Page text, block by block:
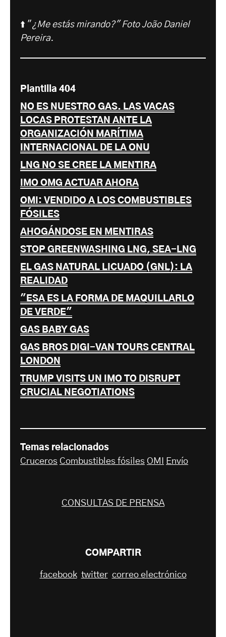
⬆️ " ¿Me estás mirando?" Foto João Daniel
Pereira.
Plantilla 404
NO ES NUESTRO GAS. LAS VACAS
LOCAS PROTESTAN ANTE LA
ORGANIZACIÓN MARÍTIMA
INTERNACIONAL DE LA ONU
LNG NO SE CREE LA MENTIRA
IMO OMG ACTUAR AHORA
OMI: VENDIDO A LOS COMBUSTIBLES
FÓSILES
AHOGÁNDOSE EN MENTIRAS
STOP GREENWASHING LNG, SEA-LNG
EL GAS NATURAL LICUADO (GNL): LA
REALIDAD
"ESA ES LA FORMA DE MAQUILLARLO
DE VERDE"
GAS BABY GAS
GAS BROS DIGI-VAN TOURS CENTRAL
LONDON
TRUMP VISITS UN IMO TO DISRUPT
CRUCIAL NEGOTIATIONS
Temas relacionados
Cruceros Combustibles fósiles OMI Envío
CONSULTAS DE PRENSA
COMPARTIR
facebook twitter correo electrónico